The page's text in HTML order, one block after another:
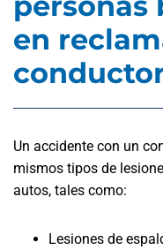
en
Un accidente con un
mismos tipos de
autos, tales como:
Lesiones de